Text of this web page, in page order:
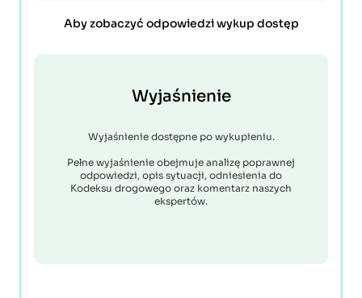
Aby zobaczyć odpowiedzi wykup dostęp
Wyjaśnienie
Wyjaśnienie dostępne po wykupieniu.
Pełne wyjaśnienie obejmuje analizę poprawnej
odpowiedzi, opis sytuacji, odniesienia do
Kodeksu drogowego oraz komentarz naszych
ekspertów.